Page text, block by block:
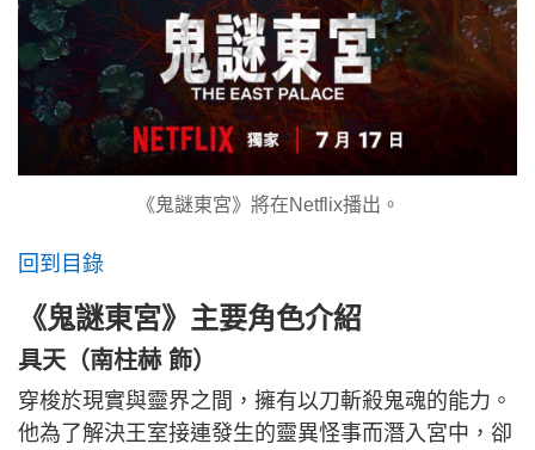
《鬼謎東宮》將在Netflix播出。
回到目錄
《鬼謎東宮》主要角色介紹
具天（南柱赫 飾）
穿梭於現實與靈界之間，擁有以刀斬殺鬼魂的能力。
他為了解決王室接連發生的靈異怪事而潛入宮中，卻